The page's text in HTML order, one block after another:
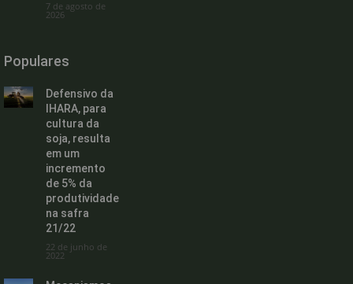
7 de agosto de
2026
Populares
Defensivo da
IHARA, para
cultura da
soja, resulta
em um
incremento
de 5% da
produtividade
na safra
21/22
22 de junho de
2022